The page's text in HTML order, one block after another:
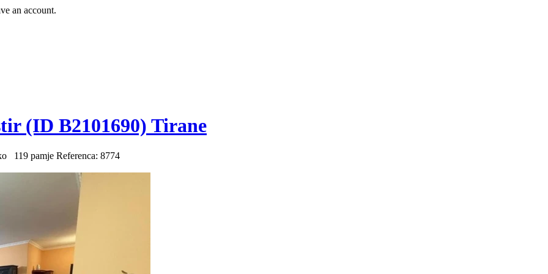
an account.
(ID B2101690) Tirane
119 pamje Referenca: 8774